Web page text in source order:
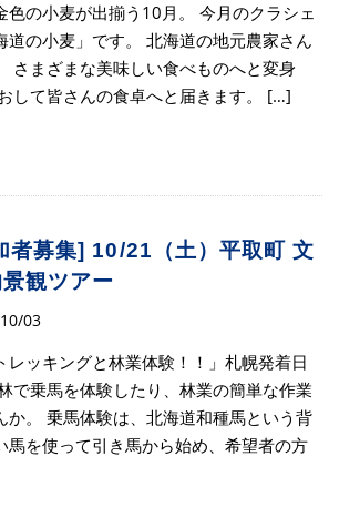
色の小麦が出揃う10月。 今月のクラシェ
道の小麦」です。 北海道の地元農家さん
さまざまな美味しい食べものへと変身
して皆さんの食卓へと届きます。 […]
者募集] 10/21（土）平取町 文
観ツアー
03
レッキングと林業体験！！」札幌発着日
で乗馬を体験したり、林業の簡単な作業
か。 乗馬体験は、北海道和種馬という背
馬を使って引き馬から始め、希望者の方